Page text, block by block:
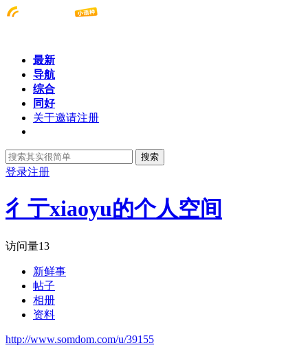
最新
导航
综合
同好
关于邀请注册
搜索
登录注册
彳亍xiaoyu的个人空间
访问量13
新鲜事
帖子
相册
资料
http://www.somdom.com/u/39155